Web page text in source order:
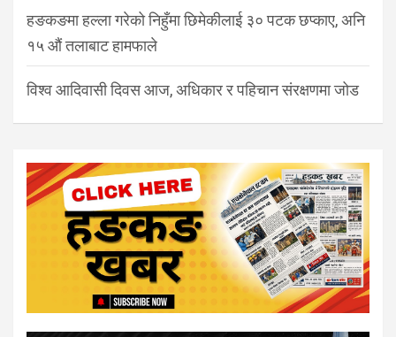
हङकङमा हल्ला गरेको निहुँमा छिमेकीलाई ३० पटक छप्काए, अनि
१५ औं तलाबाट हामफाले
विश्व आदिवासी दिवस आज, अधिकार र पहिचान संरक्षणमा जोड